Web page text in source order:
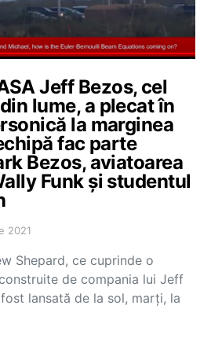
Jeff Bezos, cel
lume, a plecat în
la marginea
fac parte
Bezos, aviatoarea
Funk și studentul
2021
Shepard, ce cuprinde o
de compania lui Jeff
lansată de la sol, marți, la